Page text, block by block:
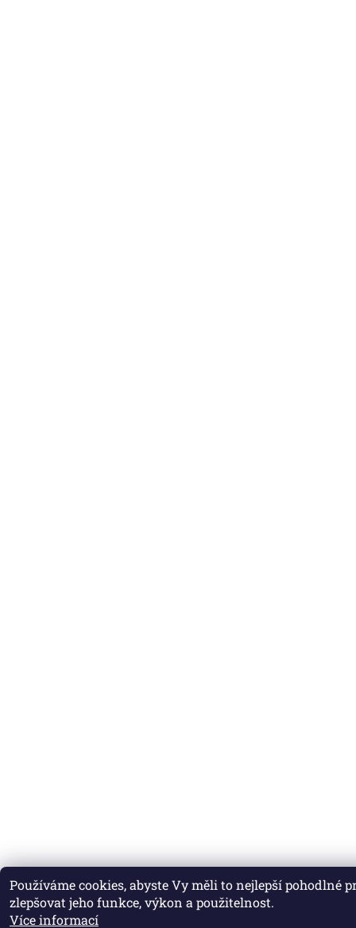
Používáme cookies, abyste Vy měli to nejlepší pohodlné
zlepšovat jeho funkce, výkon a použitelnost.
Více informací